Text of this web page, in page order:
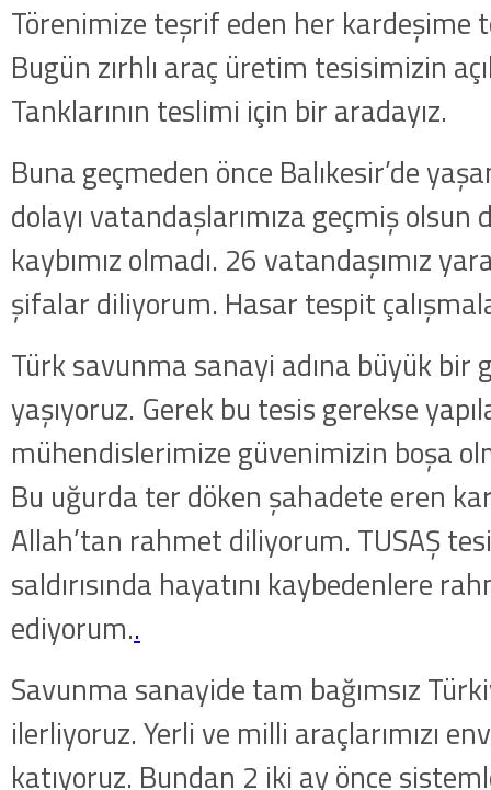
Törenimize teşrif eden her kardeşime
Bugün zırhlı araç üretim tesisimizin
Tanklarının teslimi için bir aradayız.
Buna geçmeden önce Balıkesir’de
dolayı vatandaşlarımıza geçmiş olsun
kaybımız olmadı. 26 vatandaşımız
şifalar diliyorum. Hasar tespit
Türk savunma sanayi adına büyük
yaşıyoruz. Gerek bu tesis gerekse
mühendislerimize güvenimizin boşa
Bu uğurda ter döken şahadete eren
Allah’tan rahmet diliyorum. TUSAŞ
saldırısında hayatını kaybedenlere
ediyorum..
Savunma sanayide tam bağımsız
ilerliyoruz. Yerli ve milli araçlarımızı
katıyoruz. Bundan 2 iki ay önce